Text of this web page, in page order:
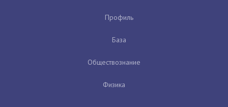
Профиль
База
Обществознание
Физика